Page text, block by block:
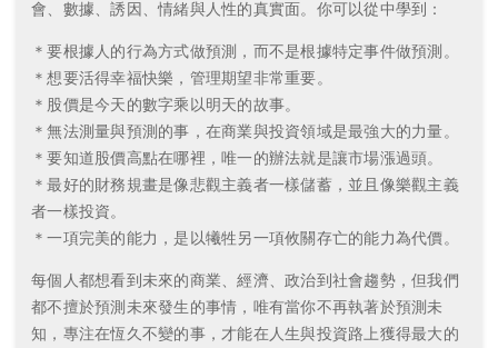
會、數據、誘因、情緒與人性的真實面。你可以從中學到：
＊要根據人的行為方式做預測，而不是根據特定事件做預測。
＊想要活得幸福快樂，管理期望非常重要。
＊股價是今天的數字乘以明天的故事。
＊無法測量與預測的事，在商業與投資領域是最強大的力量。
＊要知道股價高點在哪裡，唯一的辦法就是讓市場漲過頭。
＊最好的財務規畫是像悲觀主義者一樣儲蓄，並且像樂觀主義
者一樣投資。
＊一項完美的能力，是以犧牲另一項攸關存亡的能力為代價。
每個人都想看到未來的商業、經濟、政治到社會趨勢，但我們
都不擅於預測未來發生的事情，唯有當你不再執著於預測未
知，專注在恆久不變的事，才能在人生與投資路上獲得最大的